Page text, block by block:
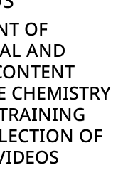
OF
AND
CHEMISTRY
OF